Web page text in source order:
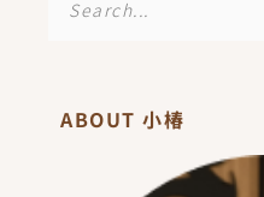
ABOUT 小椿